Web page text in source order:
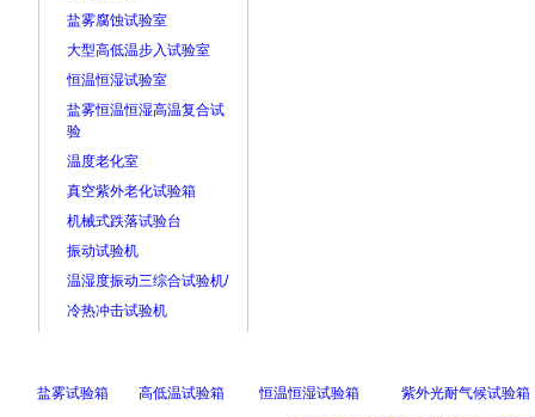
盐雾腐蚀试验室
大型高低温步入试验室
恒温恒湿试验室
盐雾恒温恒湿高温复合试
验
温度老化室
真空紫外老化试验箱
机械式跌落试验台
振动试验机
温湿度振动三综合试验机/
冷热冲击试验机
盐雾试验箱 高低温试验箱 恒温恒湿试验箱
紫外光耐气候试验箱